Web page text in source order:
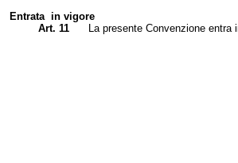
Entrata in vigore
Art. 11
La presente Convenzione entra